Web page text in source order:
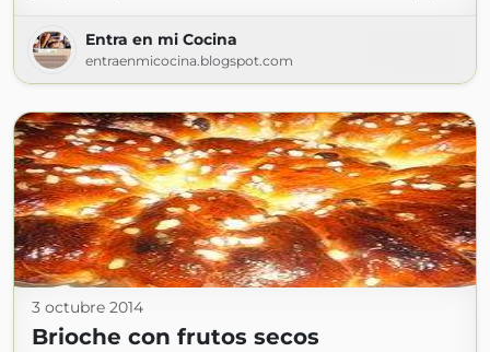
Entra en mi Cocina
entraenmicocina.blogspot.com
3 octubre 2014
Brioche con frutos secos